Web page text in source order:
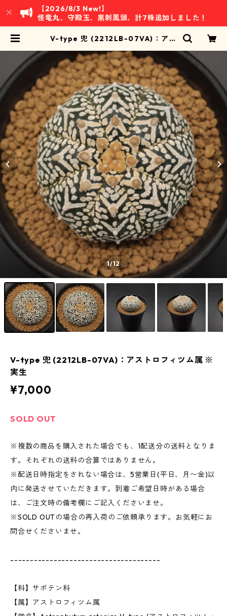
【2026/8/3 New!】
怪竜丸、守殿玉、黒刺鳳頭、計7株追加しました！
V-type 兜 (2212LB-07VA)：アス
YOKU
1/12
V-type 兜 (2212LB-07VA)：アストロフィツム属 ※
実生
¥7,000
SOLD OUT
※複数の商品を購入された場合でも、1配送分の送料となりま
す。それぞれの送料の合算ではありません。
※配送日時指定をされない場合は、5営業日(平日、月〜金)以
内に発送させていただきます。到着ご希望日時がある場合
は、ご注文時の備考欄にご記入くださいませ。
※SOLD OUTの場合の再入荷のご依頼承ります。お気軽にお
問合せくださいませ。
--------------------------------------
【科】サボテン科
【属】アストロフィツム属